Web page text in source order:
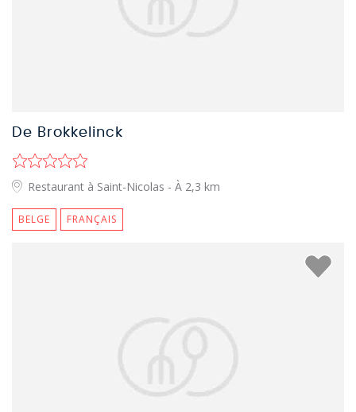
De Brokkelinck
Restaurant à Saint-Nicolas - À 2,3 km
BELGE FRANÇAIS